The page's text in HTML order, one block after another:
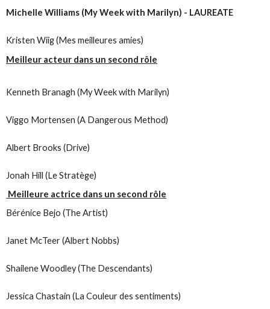
Michelle Williams (My Week with Marilyn) - LAUREATE
Kristen Wiig (Mes meilleures amies)
Meilleur acteur dans un second rôle
Kenneth Branagh (My Week with Marilyn)
Viggo Mortensen (A Dangerous Method)
Albert Brooks (Drive)
Jonah Hill (Le Stratège)
Meilleure actrice dans un second rôle
Bérénice Bejo (The Artist)
Janet McTeer (Albert Nobbs)
Shailene Woodley (The Descendants)
Jessica Chastain (La Couleur des sentiments)